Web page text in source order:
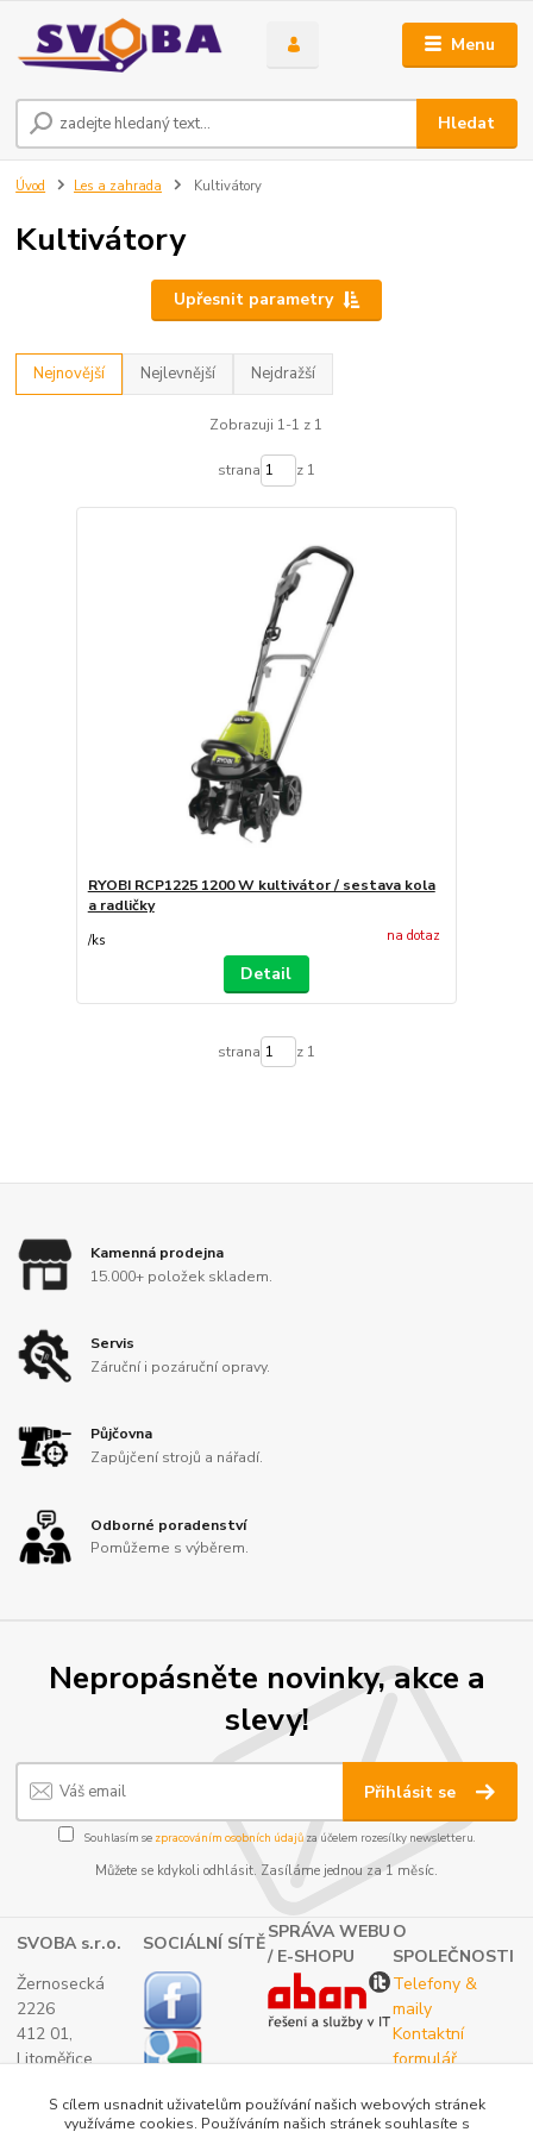
Menu
Hledat
Úvod Les a zahrada Kultivátory
Kultivátory
Upřesnit parametry
Nejnovější Nejlevnější Nejdražší
Zobrazuji 1-1 z 1
strana z 1
RYOBI RCP1225 1200 W kultivátor / sestava kola
a radličky
/ks na dotaz
Detail
strana z 1
Kamenná prodejna
15.000+ položek skladem.
Servis
Záruční i pozáruční opravy.
Půjčovna
Zapůjčení strojů a nářadí.
Odborné poradenství
Pomůžeme s výběrem.
Nepropásněte novinky, akce a
slevy!
Přihlásit se
Souhlasím se zpracováním osobních údajůza účelem rozesílky newsletteru.
Můžete se kdykoli odhlásit. Zasíláme jednou za 1 měsíc.
SVOBA s.r.o. SOCIÁLNÍ SÍTĚ
SPRÁVA WEBU
/ E-SHOPU
O
SPOLEČNOSTI
Žernosecká
2226
412 01,
Litoměřice
(+420) 416 733
Telefony &
maily
Kontaktní
formulář
S cílem usnadnit uživatelům používání našich webových stránek
využíváme cookies. Používáním našich stránek souhlasíte s